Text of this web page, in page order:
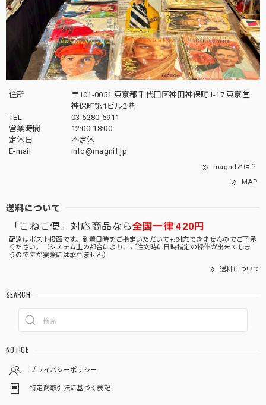
住所
〒101-0051 東京都千代田区神田神保町1-17 東京堂
神保町第1ビル2階
TEL
03-5280-5911
営業時間
12:00-18:00
定休日
不定休
E-mail
info@magnif.jp
magnifとは？
MAP
送料について
「こねこ便」対応商品なら全国一律 420円
配達はポスト投函です。到着日時をご指定いただいても対応できませんのでご了承
ください。（システム上の都合により、ご注文時に日時指定の操作が出来てしま
うのですが実際には承れません）
送料について
SEARCH
NOTICE
プライバシーポリシー
特定商取引法に基づく表記